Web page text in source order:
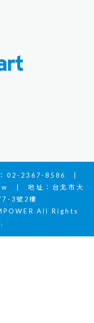
02-2367-8586 |
| 地址：台北市大
3號2樓
All Rights